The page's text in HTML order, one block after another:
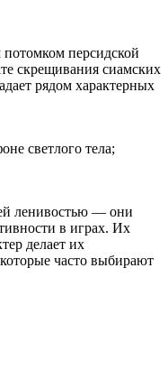
персидской
скрещивания сиамских
рядом характерных
светлого тела;
ленивостью — они
в играх. Их
делает их
часто выбирают